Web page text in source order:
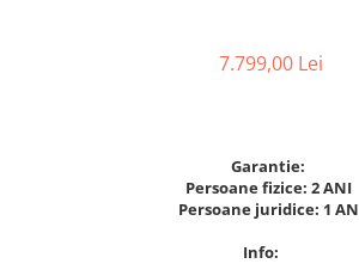
Inele reductii obiective
Curatare si intretinere
7.799,00 Lei
Garantie:
Persoane fizice: 2 ANI
Persoane juridice: 1 AN
Info: